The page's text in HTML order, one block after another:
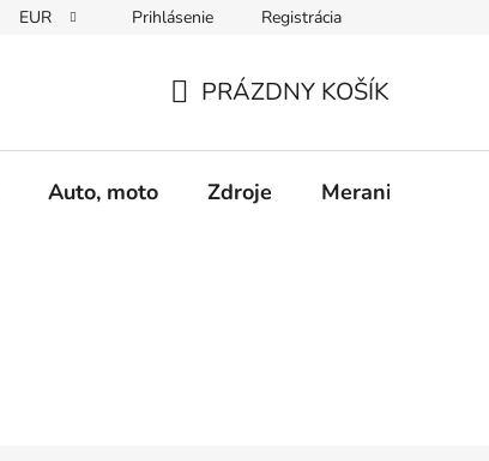
Obchodné podmienky Podmienky ochrany osobných údajov
EUR Prihlásenie Registrácia
KOŠÍK
PRÁZDNY KOŠÍK
Auto, moto Zdroje Meranie -